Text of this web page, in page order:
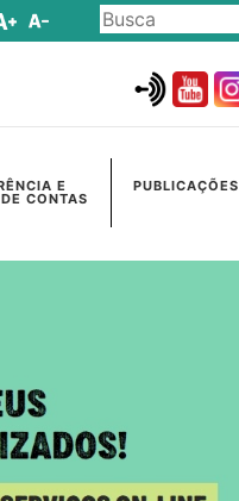
E
CONTAS
PUBLICAÇÕES